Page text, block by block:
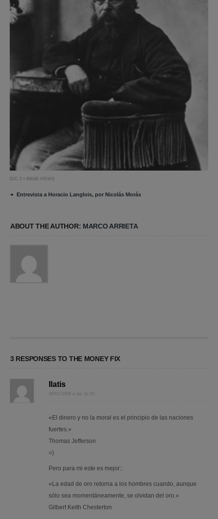
DIC 2 • 69048 VIEWS
Entrevista a Horacio Langlois, por Nicolás Morás
ABOUT THE AUTHOR: MARCO ARRIETA
3 RESPONSES TO THE MONEY FIX
Ilatis
28/01/2009 a las 11:20
«El dinero y no la moral es el principio de las naciones
fuertes.»
Thomas Jefferson
=)
Pero para mi este es mejor::
«La edad de oro retorna a los hombres cuando, aunque
sólo sea momentáneamente, se olvidan del oro.»
Gilbert Keith Chesterton